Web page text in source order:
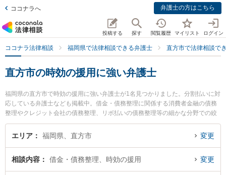
ココナラへ 弁護士の方はこちら
投稿する 探す 閲覧履歴 マイリスト ログイン
ココナラ法律相談 福岡県で法律相談できる弁護士 直方市で法律相談で
直方市の時効の援用に強い弁護士
福岡県の直方市で時効の援用に強い弁護士が1名見つかりました。分割払いに対
応している弁護士なども掲載中。借金・債務整理に関係する消費者金融の債務
整理やクレジット会社の債務整理、リボ払いの債務整理等の細かな分野での絞
り込み検索もでき便利です。特にリキ法律事務所の早川 政路弁護士のプロフィ
ール情報や弁護士費用、強みなどが注目されています。『直方市で土日や夜間
時効の援用を法律相談できる直方市内の弁護士に相談予約したい』などでお困
りの相談者さんにおすすめです。
エリア 福岡県、直方市 変更
相談内容 借金・債務整理、時効の援用 変更